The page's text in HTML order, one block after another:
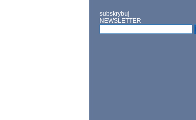
subskrybuj
NEWSLETTER